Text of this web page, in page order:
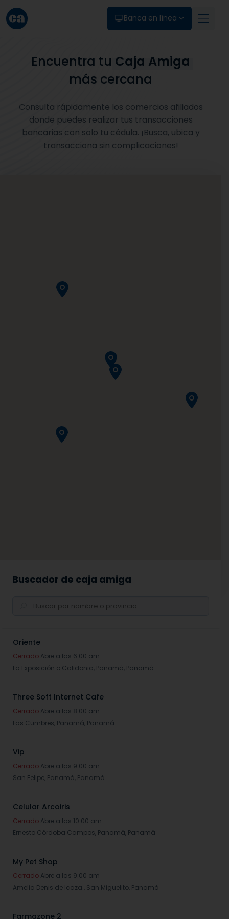
Banca en línea
Encuentra tu Caja Amiga
más cercana
Consulta rápidamente los comercios afiliados
donde puedes realizar tus transacciones
bancarias con solo tu cédula. ¡Busca, ubica y
transacciona sin complicaciones!
Buscador de caja amiga
Oriente
Cerrado Abre a las 6:00 am
La Exposición o Calidonia, Panamá Panamá
Three Soft Internet Cafe
Cerrado Abre a las 8:00 am
Las Cumbres, Panamá Panamá
Vip
Cerrado Abre a las 9:00 am
San Felipe, Panamá Panamá
Celular Arcoiris
Cerrado Abre a las 10:00 am
Ernesto Córdoba Campos, Panamá Panamá
My Pet Shop
Cerrado Abre a las 9:00 am
Amelia Denis de Icaza., San Miguelito Panamá
Farmazone 2